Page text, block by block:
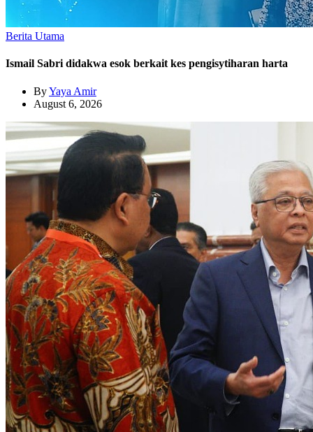
Berita Utama
Ismail Sabri didakwa esok berkait kes pengisytiharan harta
ByYaya Amir
August 6, 2026